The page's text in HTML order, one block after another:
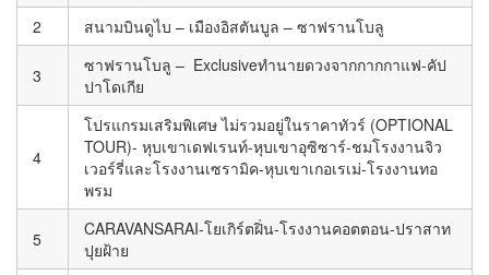
2
สนามบินดูไบ – เมืองอิสตันบูล – ซาฟรานโบลู
3
ซาฟรานโบลู – Exclusiveทำนายดวงจากกากกาแฟ-คัป
ปาโดเกีย
4
โปรแกรมเสริมพิเศษ ไม่รวมอยู่ในราคาทัวร์ (OPTIONAL
TOUR)- หุบเขาเดฟเรนท์-หุบเขาอุซิซาร์-ชมโรงงานจิว
เวอร์รี่และโรงงานเซรามิค-หุบเขาเกอเรเม่-โรงงานทอ
พรม
5
CARAVANSARAI-โยเกิร์ตฝิ่น-โรงงานคอตตอน-ปราสาท
ปุยฝ้าย